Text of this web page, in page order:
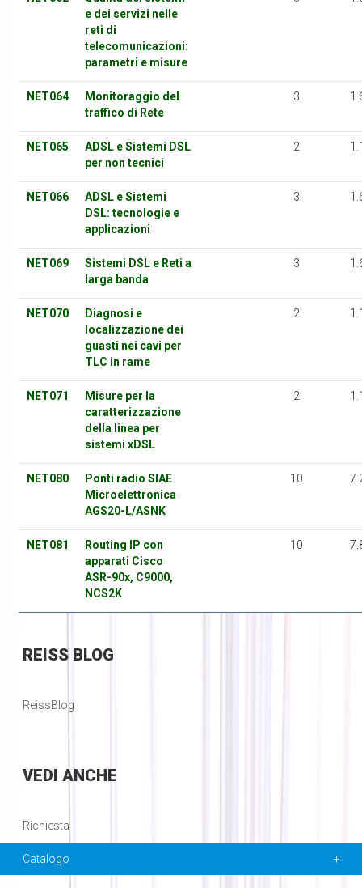
e dei servizi nelle
reti di
telecomunicazioni:
parametri e misure
NET064
Monitoraggio del
traffico di Rete
3
NET065
ADSL e Sistemi DSL
per non tecnici
2
NET066
ADSL e Sistemi
DSL: tecnologie e
applicazioni
3
NET069
Sistemi DSL e Reti a
larga banda
3
NET070
Diagnosi e
localizzazione dei
guasti nei cavi per
TLC in rame
2
NET071
Misure per la
caratterizzazione
della linea per
sistemi xDSL
2
NET080
Ponti radio SIAE
Microelettronica
AGS20-L/ASNK
10
NET081
Routing IP con
apparati Cisco
ASR-90x, C9000,
NCS2K
10
REISSBLOG
ReissBlog
VEDI ANCHE
Richiesta
Catalogo